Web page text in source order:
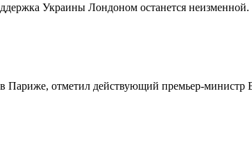
Украины Лондоном останется неизменной.
Париже, отметил действующий премьер-министр